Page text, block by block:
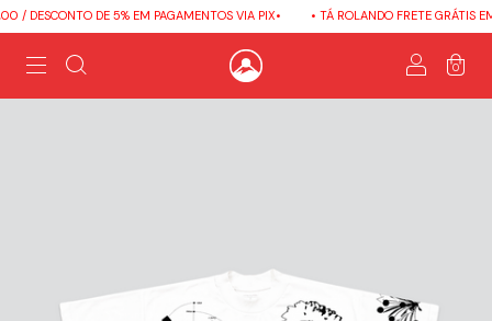
DESCONTO DE 5% EM PAGAMENTOS VIA PIX• • TÁ ROLANDO FRETE GRÁTIS
0